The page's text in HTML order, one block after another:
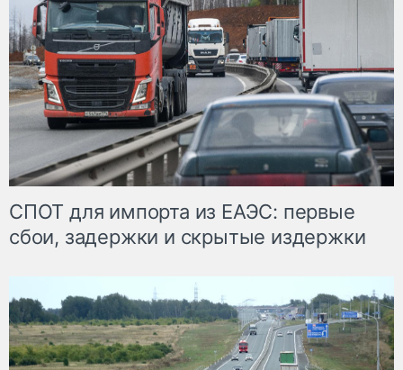
СПОТ для импорта из ЕАЭС: первые
сбои, задержки и скрытые издержки